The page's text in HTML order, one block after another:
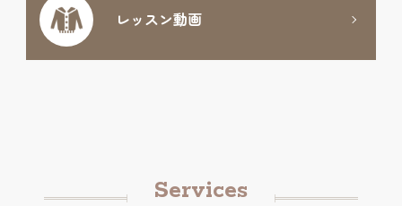
レッスン動画
Services